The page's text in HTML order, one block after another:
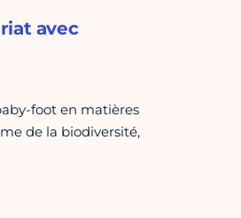
avec
foot en matières
de la biodiversité,